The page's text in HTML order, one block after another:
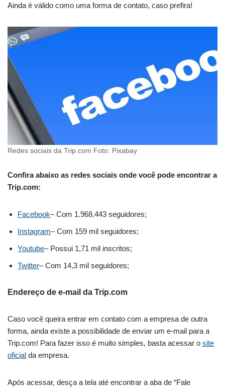
Ainda é válido como uma forma de contato, caso prefira!
Redes sociais da Trip.com Foto: Pixabay
Confira abaixo as redes sociais onde você pode encontrar a
Trip.com:
Facebook– Com 1.968.443 seguidores;
Instagram– Com 159 mil seguidores;
Youtube– Possui 1,71 mil inscritos;
Twitter– Com 14,3 mil seguidores;
Endereço de e-mail da Trip.com
Caso você queira entrar em contato com a empresa de outra
forma, ainda existe a possibilidade de enviar um e-mail para a
Trip.com! Para fazer isso é muito simples, basta acessar o site
oficial da empresa.
Após acessar, desça a tela até encontrar a aba de “Fale